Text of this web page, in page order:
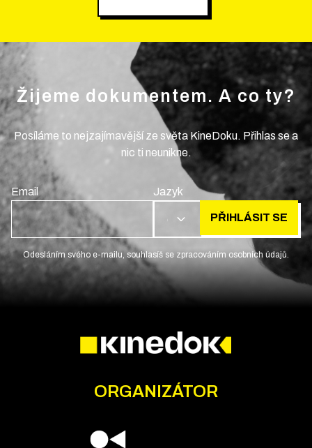
Žijeme dokumentem. A co ty?
Posíláme to nejzajímavější ze světa KineDoku. Přihlas se a
nic ti neunikne.
Email Jazyk
CS PŘIHLÁSIT SE
Odesláním svého e-mailu, souhlasíš se zpracováním osobních údajů.
ORGANIZÁTOR